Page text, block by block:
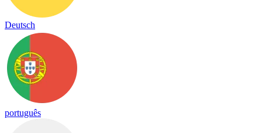
Deutsch
português